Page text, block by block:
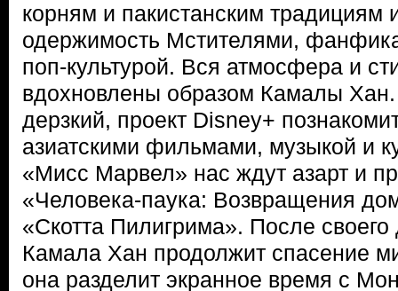
корням и пакистанским традициям
одержимость Мстителями,
поп-культурой. Вся атмосфера и
вдохновлены образом Камалы
дерзкий, проект Disney+
азиатскими фильмами, музыкой и
«Мисс Марвел» нас ждут азарт и
«Человека-паука: Возвращения
«Скотта Пилигрима». После
Камала Хан продолжит спасение
она разделит экранное время с